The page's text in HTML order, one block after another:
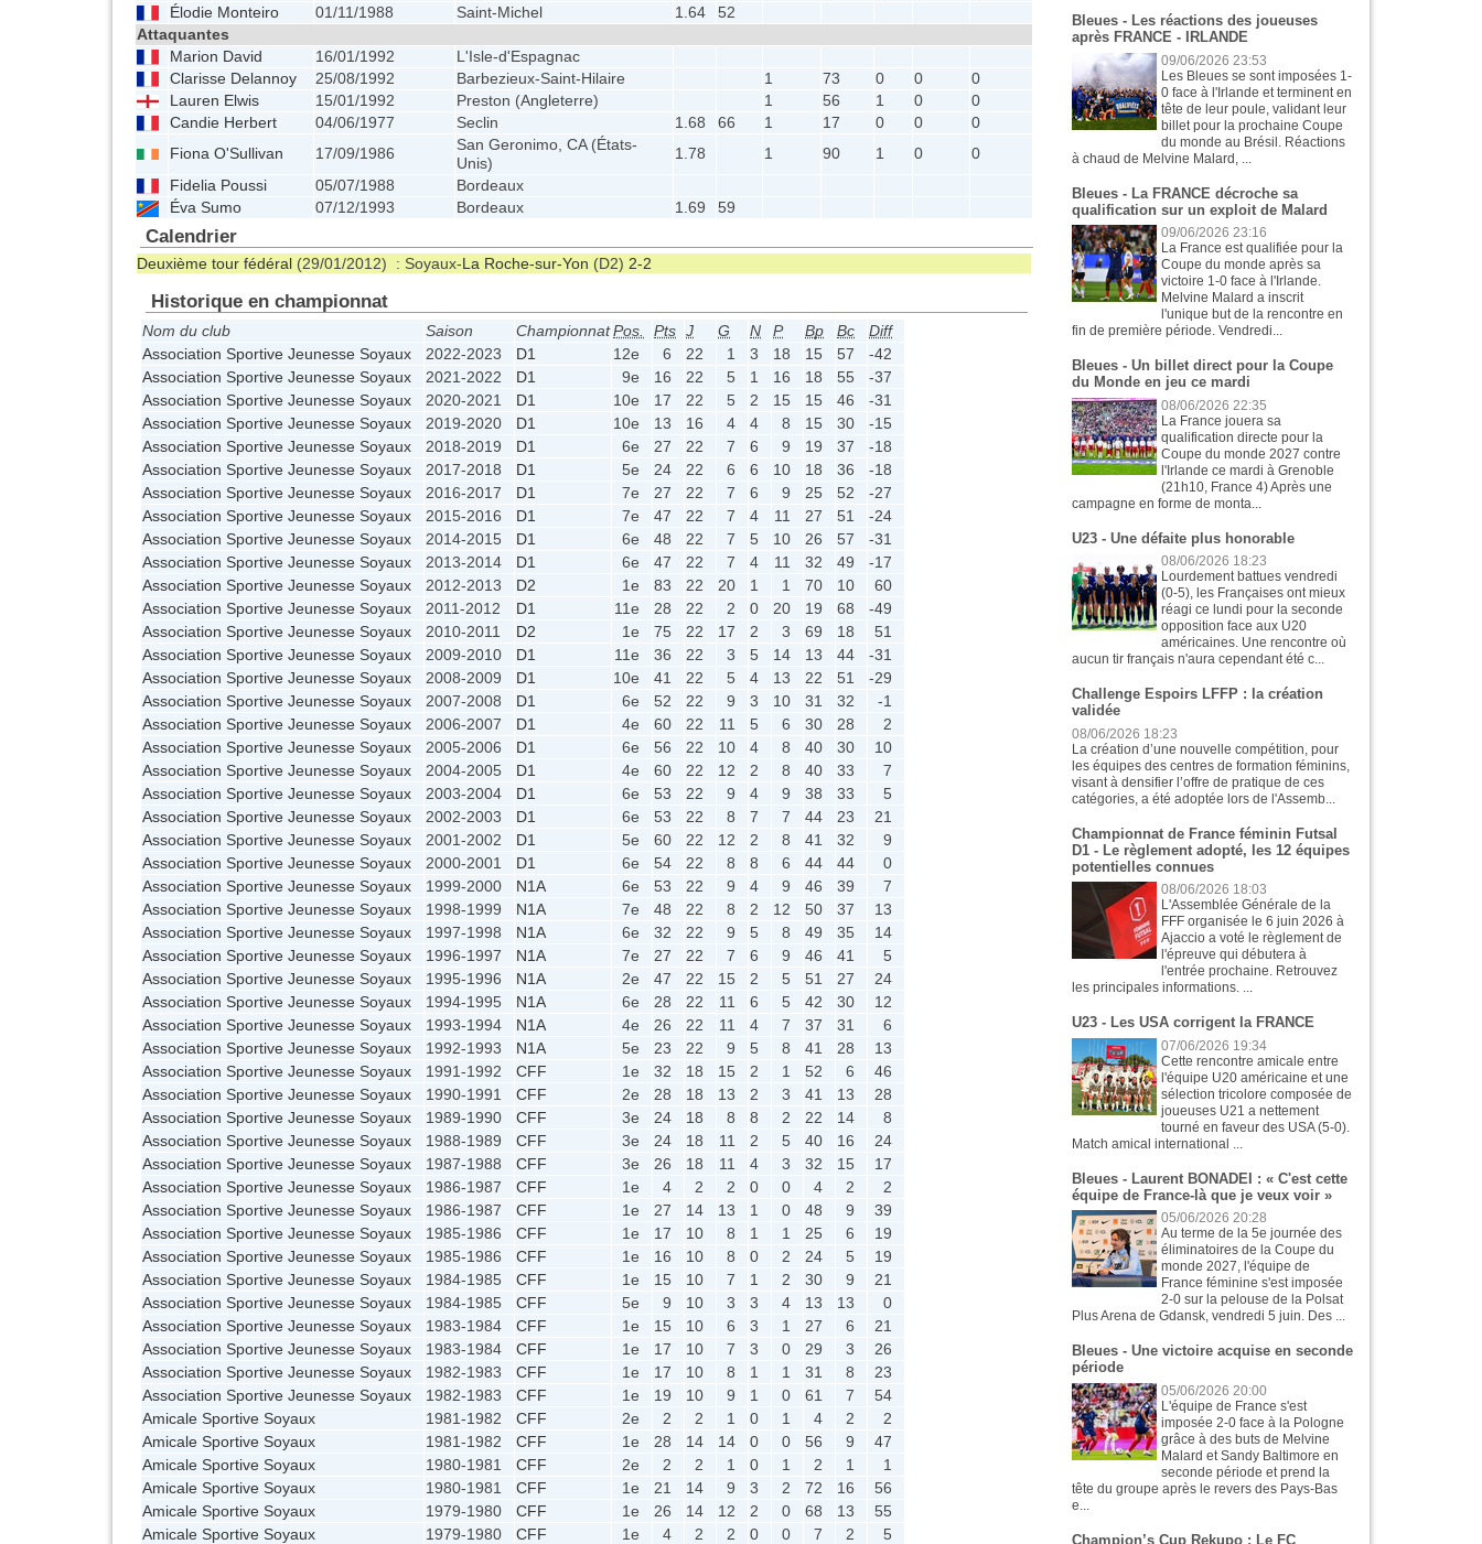
Élodie Monteiro
01/11/1988 Saint-Michel 1.64
52
Attaquantes
Marion David
16/01/1992
L'Isle-d'Espagnac
Clarisse Delannoy
25/08/1992 Barbezieux-Saint-Hilaire 1 73 0 0
0
Lauren Elwis
15/01/1992 Preston (Angleterre) 1 56 1 0
0
Candie Herbert
04/06/1977 Seclin 1.68 66 1 17 0 0
0
Fiona O'Sullivan
17/09/1986
San Geronimo, CA (États-
Unis)
1.78 1 90 1 0
0
Fidelia Poussi
05/07/1988
Bordeaux
Éva Sumo
07/12/1993 Bordeaux 1.69 59
Calendrier
Deuxième tour fédéral (29/01/2012) : Soyaux-La Roche-sur-Yon (D2) 2-2
Historique en championnat
Nom du club Saison ChampionnatPos. Pts J G N P Bp Bc
Diff
Association Sportive Jeunesse Soyaux
2022-2023 D1 12e 6 22 1 3 18 15 57
-42
Association Sportive Jeunesse Soyaux
2021-2022 D1 9e 16 22 5 1 16 18 55
-37
Association Sportive Jeunesse Soyaux
2020-2021 D1 10e 17 22 5 2 15 15 46
-31
Association Sportive Jeunesse Soyaux
2019-2020 D1 10e 13 16 4 4 8 15 30
-15
Association Sportive Jeunesse Soyaux
2018-2019 D1 6e 27 22 7 6 9 19 37
-18
Association Sportive Jeunesse Soyaux
2017-2018 D1 5e 24 22 6 6 10 18 36
-18
Association Sportive Jeunesse Soyaux
2016-2017 D1 7e 27 22 7 6 9 25 52
-27
Association Sportive Jeunesse Soyaux
2015-2016 D1 7e 47 22 7 4 11 27 51
-24
Association Sportive Jeunesse Soyaux
2014-2015 D1 6e 48 22 7 5 10 26 57
-31
Association Sportive Jeunesse Soyaux
2013-2014 D1 6e 47 22 7 4 11 32 49
-17
Association Sportive Jeunesse Soyaux
2012-2013 D2 1e 83 22 20 1 1 70 10
60
Association Sportive Jeunesse Soyaux
2011-2012 D1 11e 28 22 2 0 20 19 68
-49
Association Sportive Jeunesse Soyaux
2010-2011 D2 1e 75 22 17 2 3 69 18
51
Association Sportive Jeunesse Soyaux
2009-2010 D1 11e 36 22 3 5 14 13 44
-31
Association Sportive Jeunesse Soyaux
2008-2009 D1 10e 41 22 5 4 13 22 51
-29
Association Sportive Jeunesse Soyaux
2007-2008 D1 6e 52 22 9 3 10 31 32
-1
Association Sportive Jeunesse Soyaux
2006-2007 D1 4e 60 22 11 5 6 30 28
2
Association Sportive Jeunesse Soyaux
2005-2006 D1 6e 56 22 10 4 8 40 30
10
Association Sportive Jeunesse Soyaux
2004-2005 D1 4e 60 22 12 2 8 40 33
7
Association Sportive Jeunesse Soyaux
2003-2004 D1 6e 53 22 9 4 9 38 33
5
Association Sportive Jeunesse Soyaux
2002-2003 D1 6e 53 22 8 7 7 44 23
21
Association Sportive Jeunesse Soyaux
2001-2002 D1 5e 60 22 12 2 8 41 32
9
Association Sportive Jeunesse Soyaux
2000-2001 D1 6e 54 22 8 8 6 44 44
0
Association Sportive Jeunesse Soyaux
1999-2000 N1A 6e 53 22 9 4 9 46 39
7
Association Sportive Jeunesse Soyaux
1998-1999 N1A 7e 48 22 8 2 12 50 37
13
Association Sportive Jeunesse Soyaux
1997-1998 N1A 6e 32 22 9 5 8 49 35
14
Association Sportive Jeunesse Soyaux
1996-1997 N1A 7e 27 22 7 6 9 46 41
5
Association Sportive Jeunesse Soyaux
1995-1996 N1A 2e 47 22 15 2 5 51 27
24
Association Sportive Jeunesse Soyaux
1994-1995 N1A 6e 28 22 11 6 5 42 30
12
Association Sportive Jeunesse Soyaux
1993-1994 N1A 4e 26 22 11 4 7 37 31
6
Association Sportive Jeunesse Soyaux
1992-1993 N1A 5e 23 22 9 5 8 41 28
13
Association Sportive Jeunesse Soyaux
1991-1992 CFF 1e 32 18 15 2 1 52 6
46
Association Sportive Jeunesse Soyaux
1990-1991 CFF 2e 28 18 13 2 3 41 13
28
Association Sportive Jeunesse Soyaux
1989-1990 CFF 3e 24 18 8 8 2 22 14
8
Association Sportive Jeunesse Soyaux
1988-1989 CFF 3e 24 18 11 2 5 40 16
24
Association Sportive Jeunesse Soyaux
1987-1988 CFF 3e 26 18 11 4 3 32 15
17
Association Sportive Jeunesse Soyaux
1986-1987 CFF 1e 4 2 2 0 0 4 2
2
Association Sportive Jeunesse Soyaux
1986-1987 CFF 1e 27 14 13 1 0 48 9
39
Association Sportive Jeunesse Soyaux
1985-1986 CFF 1e 17 10 8 1 1 25 6
19
Association Sportive Jeunesse Soyaux
1985-1986 CFF 1e 16 10 8 0 2 24 5
19
Association Sportive Jeunesse Soyaux
1984-1985 CFF 1e 15 10 7 1 2 30 9
21
Association Sportive Jeunesse Soyaux
1984-1985 CFF 5e 9 10 3 3 4 13 13
0
Association Sportive Jeunesse Soyaux
1983-1984 CFF 1e 15 10 6 3 1 27 6
21
Association Sportive Jeunesse Soyaux
1983-1984 CFF 1e 17 10 7 3 0 29 3
26
Association Sportive Jeunesse Soyaux
1982-1983 CFF 1e 17 10 8 1 1 31 8
23
Association Sportive Jeunesse Soyaux
1982-1983 CFF 1e 19 10 9 1 0 61 7
54
Amicale Sportive Soyaux
1981-1982 CFF 2e 2 2 1 0 1 4 2
2
Amicale Sportive Soyaux
1981-1982 CFF 1e 28 14 14 0 0 56 9
47
Amicale Sportive Soyaux
1980-1981 CFF 2e 2 2 1 0 1 2 1
1
Amicale Sportive Soyaux
1980-1981 CFF 1e 21 14 9 3 2 72 16
56
Amicale Sportive Soyaux
1979-1980 CFF 1e 26 14 12 2 0 68 13
55
Amicale Sportive Soyaux
1979-1980 CFF 1e 4 2 2 0 0 7 2 5
Bleues - Les réactions des joueuses
après FRANCE - IRLANDE
09/06/2026 23:53
Les Bleues se sont imposées 1-
0 face à l'Irlande et terminent en
tête de leur poule, validant leur
billet pour la prochaine Coupe
du monde au Brésil. Réactions
à chaud de Melvine Malard, ...
Bleues - La FRANCE décroche sa
qualification sur un exploit de Malard
09/06/2026 23:16
La France est qualifiée pour la
Coupe du monde après sa
victoire 1-0 face à l'Irlande.
Melvine Malard a inscrit
l'unique but de la rencontre en
fin de première période. Vendredi...
Bleues - Un billet direct pour la Coupe
du Monde en jeu ce mardi
08/06/2026 22:35
La France jouera sa
qualification directe pour la
Coupe du monde 2027 contre
l'Irlande ce mardi à Grenoble
(21h10, France 4) Après une
campagne en forme de monta...
U23 - Une défaite plus honorable
08/06/2026 18:23
Lourdement battues vendredi
(0-5), les Françaises ont mieux
réagi ce lundi pour la seconde
opposition face aux U20
américaines. Une rencontre où
aucun tir français n'aura cependant été c...
Challenge Espoirs LFFP : la création
validée
08/06/2026 18:23
La création d’une nouvelle compétition, pour
les équipes des centres de formation féminins,
visant à densifier l’offre de pratique de ces
catégories, a été adoptée lors de l'Assemb...
Championnat de France féminin Futsal
D1 - Le règlement adopté, les 12 équipes
potentielles connues
08/06/2026 18:03
L'Assemblée Générale de la
FFF organisée le 6 juin 2026 à
Ajaccio a voté le règlement de
l'épreuve qui débutera à
l'entrée prochaine. Retrouvez
les principales informations. ...
U23 - Les USA corrigent la FRANCE
07/06/2026 19:34
Cette rencontre amicale entre
l'équipe U20 américaine et une
sélection tricolore composée de
joueuses U21 a nettement
tourné en faveur des USA (5-0).
Match amical international ...
Bleues - Laurent BONADEI : « C'est cette
équipe de France-là que je veux voir »
05/06/2026 20:28
Au terme de la 5e journée des
éliminatoires de la Coupe du
monde 2027, l'équipe de
France féminine s'est imposée
2-0 sur la pelouse de la Polsat
Plus Arena de Gdansk, vendredi 5 juin. Des ...
Bleues - Une victoire acquise en seconde
période
05/06/2026 20:00
L'équipe de France s'est
imposée 2-0 face à la Pologne
grâce à des buts de Melvine
Malard et Sandy Baltimore en
seconde période et prend la
tête du groupe après le revers des Pays-Bas
e...
Champion’s Cup Rekupo : Le FC